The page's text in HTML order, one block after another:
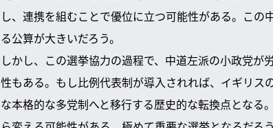
し、連携を組むことで優位に立つ可能性がある。こ
る公算が大きいだろう。
しかし、この選挙協力の過程で、中道左派の小政党
性もある。もし比例代表制が導入されれば、イギリス
な本格的な多党制へと移行する歴史的な転換点とな